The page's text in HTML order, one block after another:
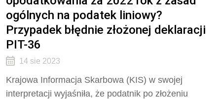
ogólnych na podatek liniowy?
Przypadek błędnie złożonej deklaracji
PIT-36
14 sie 2023
Krajowa Informacja Skarbowa (KIS) w swojej
interpretacji wyjaśniła, że podatnik po złożeniu